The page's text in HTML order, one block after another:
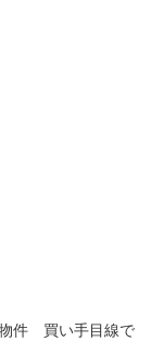
件 買い手目線で